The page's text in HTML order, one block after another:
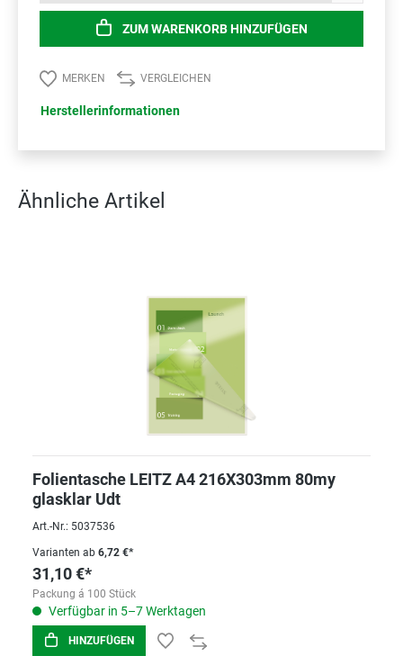
ZUM WARENKORB HINZUFÜGEN
MERKEN VERGLEICHEN
Herstellerinformationen
Ähnliche Artikel
Folientasche LEITZ A4 216X303mm 80my
glasklar Udt
Art.-Nr.: 5037536
Varianten ab 6,72 €*
31,10 €*
Packung á 100 Stück
Verfügbar in 5–7 Werktagen
HINZUFÜGEN